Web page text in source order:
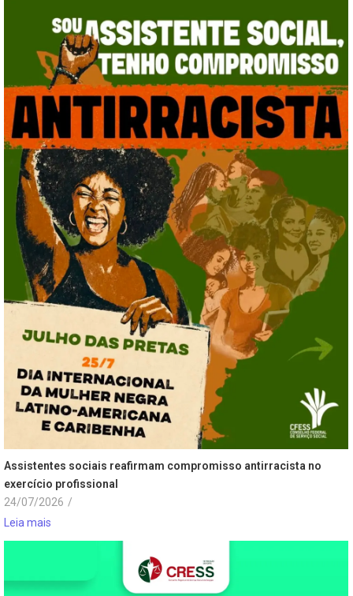
Assistentes sociais reafirmam compromisso antirracista no
exercício profissional
24/07/2026 /
Leia mais